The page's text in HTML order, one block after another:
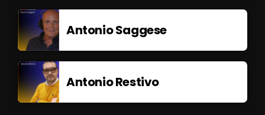
Antonio Saggese
Antonio Restivo